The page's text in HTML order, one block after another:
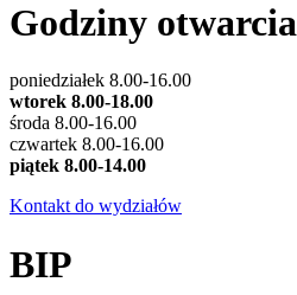
Godziny otwarcia
poniedziałek 8.00-16.00
wtorek 8.00-18.00
środa 8.00-16.00
czwartek 8.00-16.00
piątek 8.00-14.00
Kontakt do wydziałów
BIP